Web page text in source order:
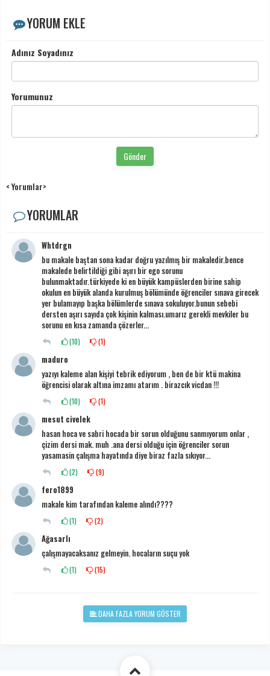
YORUM EKLE
Adınız Soyadınız
Yorumunuz
Gönder
< Yorumlar>
YORUMLAR
Whtdrgn
bu makale baştan sona kadar doğru yazılmış bir makaledir.bence
makalede belirtildiği gibi aşırı bir ego sorunu
bulunmaktadır.türkiyede ki en büyük kampüslerden birine sahip
okulun en büyük alanda kurulmuş bölümünde öğrenciler sınava girecek
yer bulamayıp başka bölümlerde sınava sokuluyor.bunun sebebi
dersten aşırı sayıda çok kişinin kalması.umarız gerekli mevkiler bu
sorunu en kısa zamanda çözerler...
(10) (1)
maduro
yazıyı kaleme alan kişiyi tebrik ediyorum , ben de bir ktü makina
öğrencisi olarak altına imzamı atarım . birazcık vicdan !!!
(10) (1)
mesut civelek
hasan hoca ve sabri hocada bir sorun olduğunu sanmıyorum onlar ,
çizim dersi mak. muh .ana dersi olduğu için öğrenciler sorun
yasamasin çalışma hayatında diye biraz fazla sıkıyor...
(2) (9)
fero1899
makale kim tarafından kaleme alındı????
(1) (2)
Ağasarlı
çalışmayacaksanız gelmeyin. hocaların suçu yok
(1) (15)
DAHA FAZLA YORUM GÖSTER